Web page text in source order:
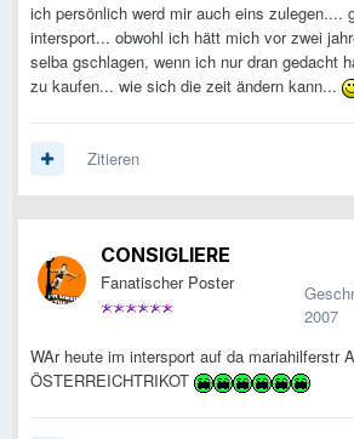
ich persönlich werd mir auch eins zulegen....
intersport... obwohl ich hätt mich vor zwei
selba gschlagen, wenn ich nur dran gedacht
zu kaufen... wie sich die zeit ändern kann...
Zitieren
CONSIGLIERE
Fanatischer Poster
2007
WAr heute im intersport auf da mariahilferstr
ÖSTERREICHTRIKOT